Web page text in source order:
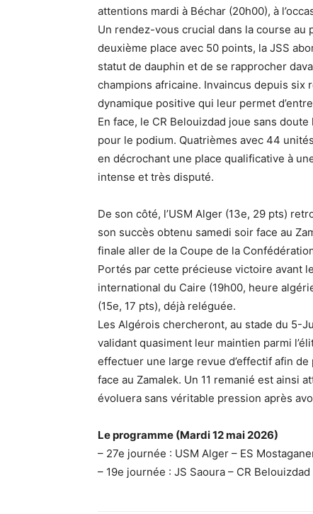
attentions mardi à Béchar (20h00), à
Un rendez-vous crucial dans la course au
deuxième place avec 50 points, la JSS
statut de dauphin et de se rapprocher
champions africaine. Invaincus depuis
dynamique positive qui leur permet
En face, le CR Belouizdad joue sans
pour le podium. Quatrièmes avec 44
en décrochant une place qualificative à
intense et très disputé.
De son côté, l’USM Alger (13e, 29 pts)
son succès obtenu samedi soir face au
finale aller de la Coupe de la
Portés par cette précieuse victoire avant
international du Caire (19h00, heure
(15e, 17 pts), déjà reléguée.
Les Algérois chercheront, au stade du 5-
validant quasiment leur maintien parmi
effectuer une large revue d’effectif afin
face au Zamalek. Un 11 remanié est ainsi
évoluera sans véritable pression après
Le programme (Mardi 12 mai 2026)
– 27e journée : USM Alger – ES
– 19e journée : JS Saoura – CR